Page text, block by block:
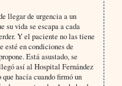
llegar de urgencia a un
su vida se escapa a cada
Y el paciente no las tiene
esté en condiciones de
Está asustado, se
así al Hospital Fernández
hacía cuando firmó un